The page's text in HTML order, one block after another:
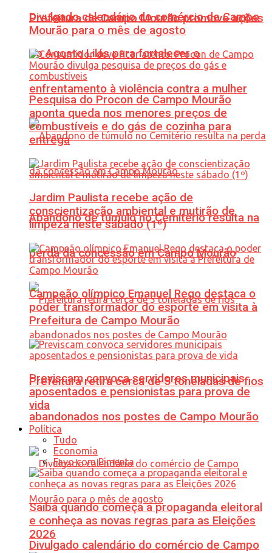
Prefeitura de Campo Mourão promove ações
do Agosto Lilás para fortalecer o
enfrentamento à violência contra a mulher
Abandono de túmulo no Cemitério resulta na
perda da concessão em Campo Mourão
Prefeitura retira cerca de 5 toneladas de fios
abandonados nos postes de Campo Mourão
Divulgado calendário do comércio de Campo
Divulgado calendário do comércio de Campo
Mourão para o mês de agosto
Pesquisa do Procon de Campo Mourão
aponta queda nos menores preços de
combustíveis e do gás de cozinha para
entrega
Jardim Paulista recebe ação de
conscientização ambiental e mutirão de
limpeza neste sábado (1º)
Campeão olímpico Emanuel Rego destaca o
poder transformador do esporte em visita à
Prefeitura de Campo Mourão
Previscam convoca servidores municipais
aposentados e pensionistas para prova de
vida
Política
Tudo
Economia
Favo com Pimenta
Saiba quando começa a propaganda eleitoral
e conheça as novas regras para as Eleições
2026